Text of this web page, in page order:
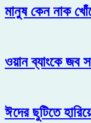
মানুষ কেন নাক
ওয়ান ব্যাংকে জব
ঈদের ছুটিতে